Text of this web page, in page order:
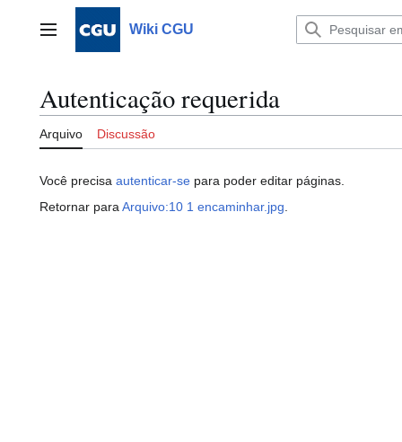
Menu principalWiki CGU
Autenticação requerida
Arquivo Discussão
Você precisa autenticar-se para poder editar páginas.
Retornar para Arquivo:10 1 encaminhar.jpg